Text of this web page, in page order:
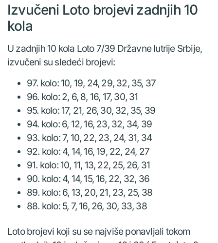
Izvučeni Loto brojevi zadnjih 10
kola
U zadnjih 10 kola Loto 7/39 Državne lutrije Srbije,
izvučeni su sledeći brojevi:
97. kolo: 10, 19, 24, 29, 32, 35, 37
96. kolo: 2, 6, 8, 16, 17, 30, 31
95. kolo: 17, 21, 26, 30, 32, 35, 39
94. kolo: 6, 12, 16, 23, 32, 34, 39
93. kolo: 7, 10, 22, 23, 24, 31, 34
92. kolo: 4, 14, 16, 19, 22, 24, 27
91. kolo: 10, 11, 13, 22, 25, 26, 31
90. kolo: 4, 14, 15, 16, 22, 32, 36
89. kolo: 6, 13, 20, 21, 23, 25, 38
88. kolo: 5, 7, 16, 26, 30, 33, 38
Loto brojevi koji su se najviše ponavljali tokom